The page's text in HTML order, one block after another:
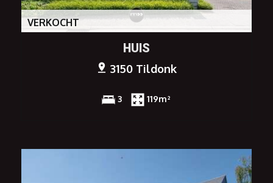
VERKOCHT
HUIS
3150 Tildonk
3 119m²